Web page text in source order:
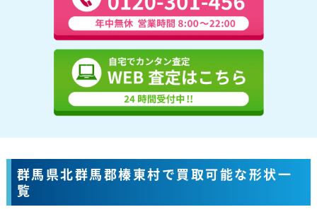
群馬県北群馬郡榛東村で買取可能な形状一
覧